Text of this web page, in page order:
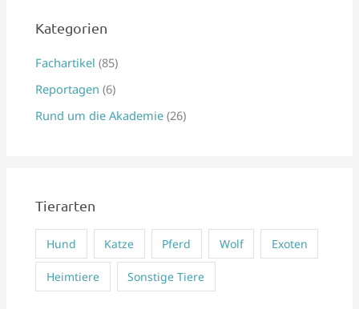
e
n
a
c
Kategorien
Fachartikel (85)
Reportagen (6)
Rund um die Akademie (26)
Tierarten
Hund Katze Pferd Wolf Exoten
Heimtiere Sonstige Tiere